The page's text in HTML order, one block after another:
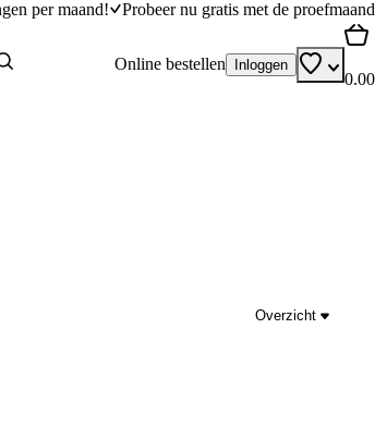
per maand! Probeer nu gratis met de proefmaand
Online bestellen Inloggen
0.00
Overzicht